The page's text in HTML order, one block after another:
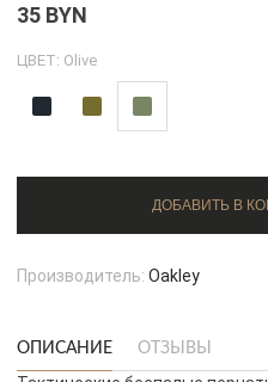
35 BYN
ЦВЕТ: Olive
Производитель: Oakley
ОПИСАНИЕ ОТЗЫВЫ